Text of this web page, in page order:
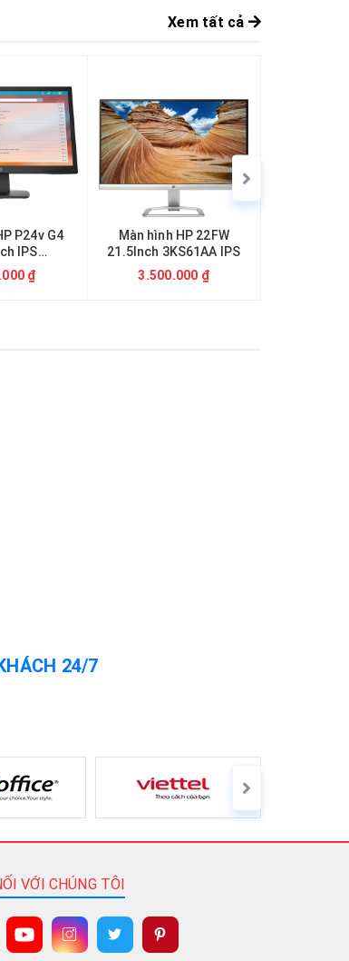
Xem tất cả
P24v G4
IPS
₫
Màn hình HP 22FW
21.5Inch 3KS61AA IPS
3.500.000 ₫
24/7
VỚI CHÚNG TÔI